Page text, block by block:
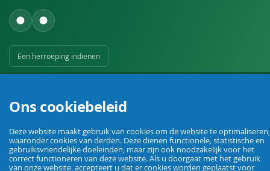
Een herroeping indienen
Uw vakhandel voor landbouw, veehouderij, huis, erf en tuin.
Ons cookiebeleid
Deze website maakt gebruik van cookies om de website te optimaliseren,
waaronder cookies van derden. Deze dienen functionele, statistische en
gebruiksvriendelijke doeleinden, maar zijn ook noodzakelijk voor het
correct functioneren van deze website. Als u doorgaat met het gebruik
van onze website, accepteert u dat er cookies worden geplaatst voor